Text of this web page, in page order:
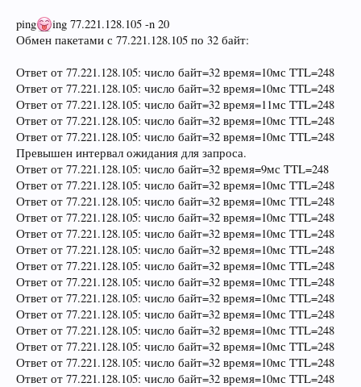
ping
ing 77.221.128.105 -n 20
Обмен пакетами с 77.221.128.105 по 32 байт:
Ответ от 77.221.128.105: число байт=32 время=10мс TTL=248
Ответ от 77.221.128.105: число байт=32 время=10мс TTL=248
Ответ от 77.221.128.105: число байт=32 время=11мс TTL=248
Ответ от 77.221.128.105: число байт=32 время=10мс TTL=248
Ответ от 77.221.128.105: число байт=32 время=10мс TTL=248
Превышен интервал ожидания для запроса.
Ответ от 77.221.128.105: число байт=32 время=9мс TTL=248
Ответ от 77.221.128.105: число байт=32 время=10мс TTL=248
Ответ от 77.221.128.105: число байт=32 время=10мс TTL=248
Ответ от 77.221.128.105: число байт=32 время=10мс TTL=248
Ответ от 77.221.128.105: число байт=32 время=10мс TTL=248
Ответ от 77.221.128.105: число байт=32 время=10мс TTL=248
Ответ от 77.221.128.105: число байт=32 время=10мс TTL=248
Ответ от 77.221.128.105: число байт=32 время=10мс TTL=248
Ответ от 77.221.128.105: число байт=32 время=10мс TTL=248
Ответ от 77.221.128.105: число байт=32 время=10мс TTL=248
Ответ от 77.221.128.105: число байт=32 время=10мс TTL=248
Ответ от 77.221.128.105: число байт=32 время=10мс TTL=248
Ответ от 77.221.128.105: число байт=32 время=10мс TTL=248
Ответ от 77.221.128.105: число байт=32 время=10мс TTL=248